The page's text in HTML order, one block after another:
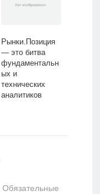
Рынки.Позиция
— это битва
фундаментальн
ых и
технических
аналитиков
Обязательные